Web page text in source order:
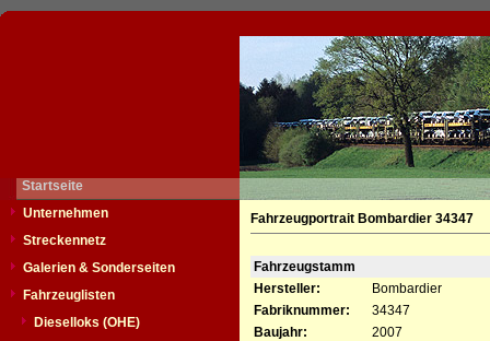
Startseite
Unternehmen
Streckennetz
Galerien & Sonderseiten
Fahrzeuglisten
Dieselloks (OHE)
Fahrzeugportrait Bombardier 34347
Fahrzeugstamm
Hersteller:
Bombardier
Fabriknummer:
34347
Baujahr:
2007